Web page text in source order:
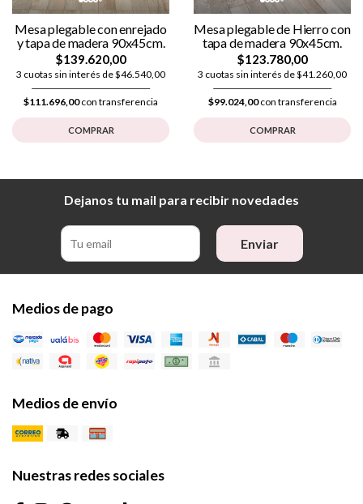
Mesa plegable con enrejado
y tapa de madera 90x45cm.
$139.620,00
3 cuotas sin interés de $46.540,00
$111.696,00con transferencia
COMPRAR
Mesa plegable de Hierro con
tapa de madera 90x45cm.
$123.780,00
3 cuotas sin interés de $41.260,00
$99.024,00con transferencia
COMPRAR
Dejanos tu mail para recibir novedades
Enviar
Medios de pago
Medios de envío
Nuestras redes sociales